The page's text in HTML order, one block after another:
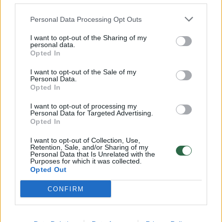
Personal Data Processing Opt Outs
I want to opt-out of the Sharing of my
personal data.
Opted In
I want to opt-out of the Sale of my
Personal Data.
Opted In
I want to opt-out of processing my
Personal Data for Targeted Advertising.
Opted In
I want to opt-out of Collection, Use,
Retention, Sale, and/or Sharing of my
Personal Data that Is Unrelated with the
Purposes for which it was collected.
Opted Out
CONFIRM
32 laipsnių šilumos
Žinios | Orai
V. Zalužno pasisakymą laiko bandymu įsitvirtinti
Laidos | Nauja diena
00:00:57
Sinoptikai atsakė, kokiais orais užbaigsime darbo
Žinios | Orai
Visi įrašai